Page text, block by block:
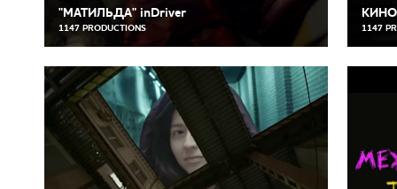
"МАТИЛЬДА" inDriver
1147 PRODUCTIONS 1147